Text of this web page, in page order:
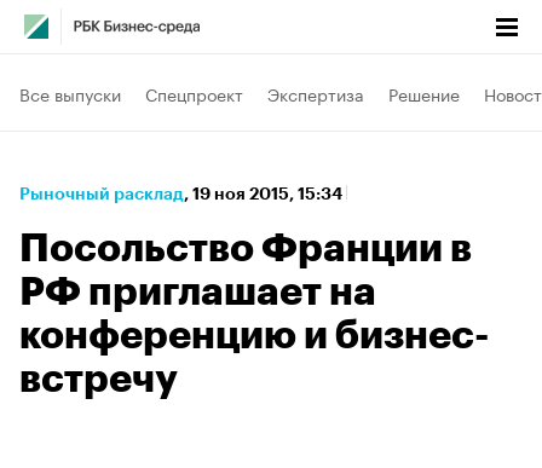
Все выпуски Спецпроект Экспертиза Решение
Рыночный расклад⁠, 19 ноя 2015, 15:34
Посольство Франции в
РФ приглашает на
конференцию и бизнес-
встречу